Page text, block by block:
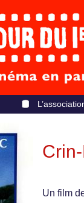
Un film